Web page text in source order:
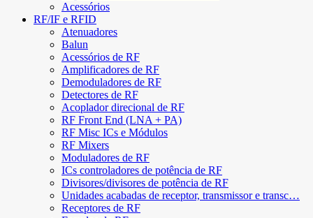
Acessórios
RF/IF e RFID
Atenuadores
Balun
Acessórios de RF
Amplificadores de RF
Demoduladores de RF
Detectores de RF
Acoplador direcional de RF
RF Front End (LNA + PA)
RF Misc ICs e Módulos
RF Mixers
Moduladores de RF
ICs controladores de potência de RF
Divisores/divisores de potência de RF
Unidades acabadas de receptor, transmissor e transc…
Receptores de RF